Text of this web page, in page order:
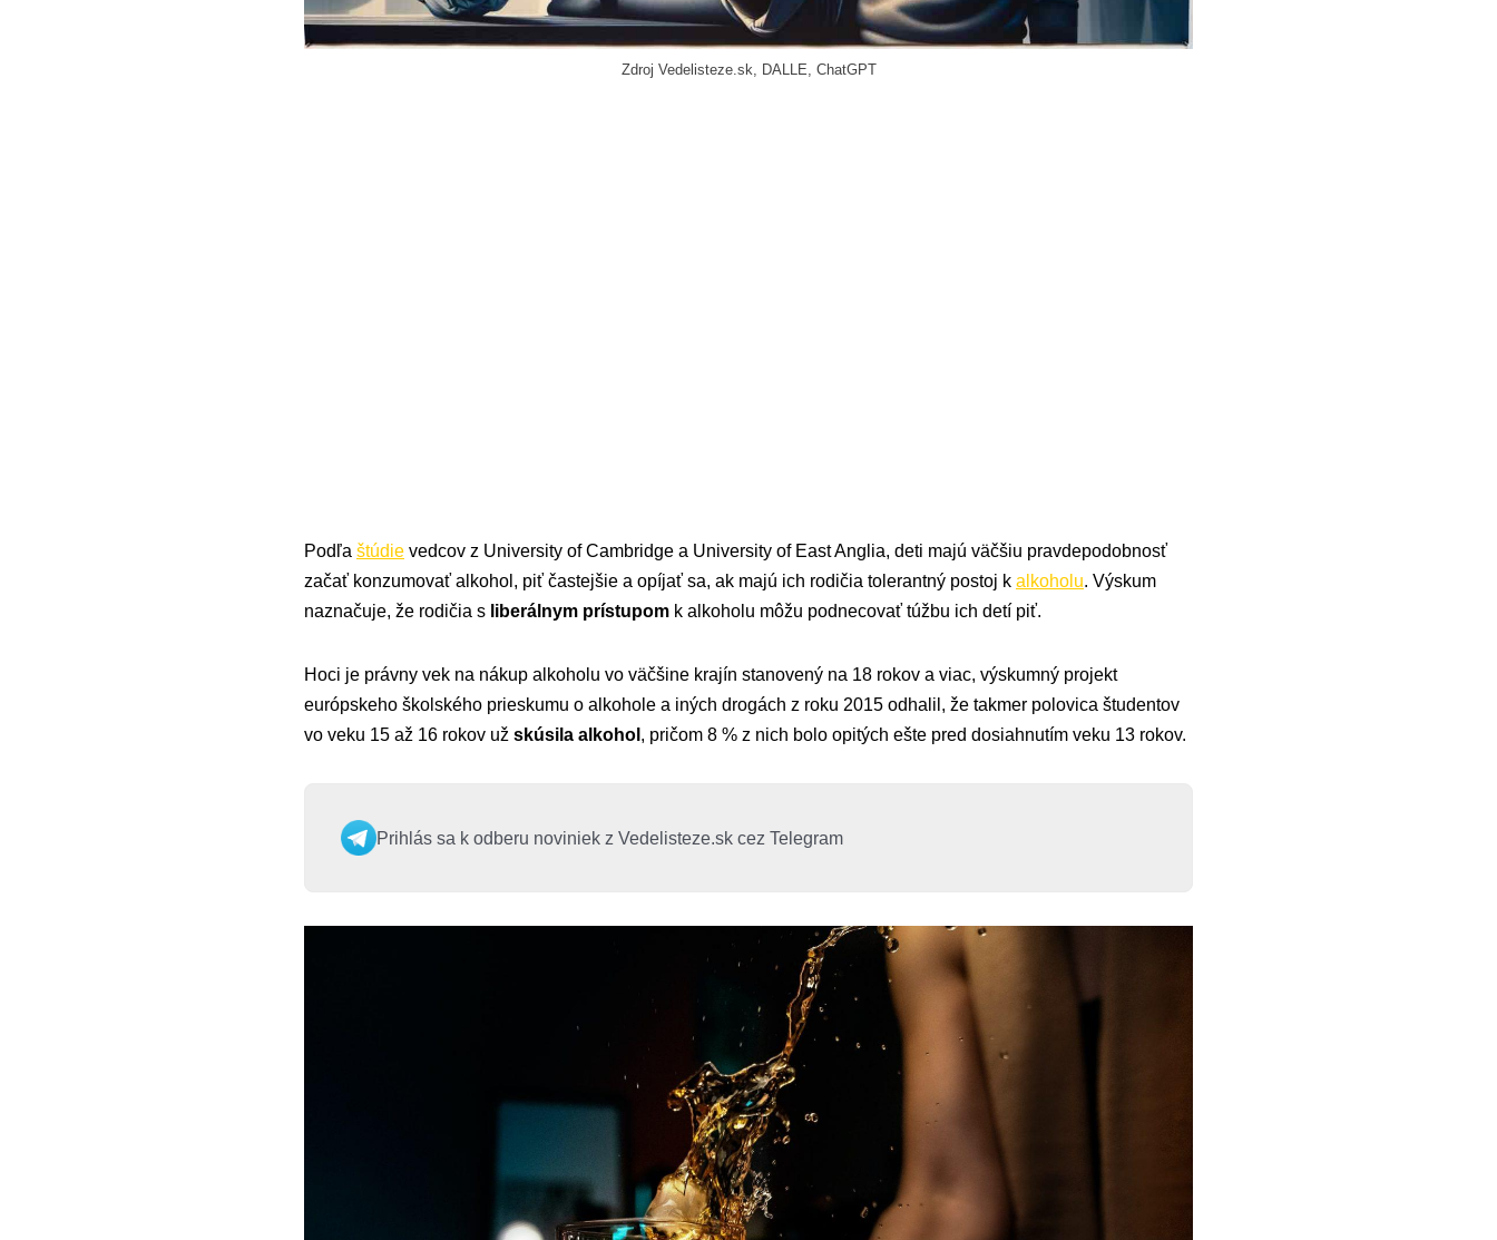
Zdroj Vedelisteze.sk, DALLE, ChatGPT
Podľa štúdie vedcov z University of Cambridge a University of East Anglia, deti majú väčšiu pravdepodobnosť
začať konzumovať alkohol, piť častejšie a opíjať sa, ak majú ich rodičia tolerantný postoj k alkoholu. Výskum
naznačuje, že rodičia s liberálnym prístupom k alkoholu môžu podnecovať túžbu ich detí piť.
Hoci je právny vek na nákup alkoholu vo väčšine krajín stanovený na 18 rokov a viac, výskumný projekt
európskeho školského prieskumu o alkohole a iných drogách z roku 2015 odhalil, že takmer polovica študentov
vo veku 15 až 16 rokov už skúsila alkohol , pričom 8 % z nich bolo opitých ešte pred dosiahnutím veku 13 rokov.
Prihlás sa k odberu noviniek z Vedelisteze.sk cez Telegram